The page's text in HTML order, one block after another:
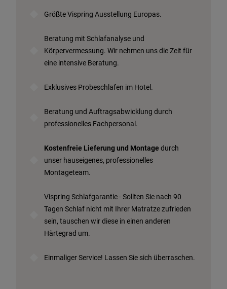
Beratungstermin vereinbaren
Probeschlafen im Hotel
Größte Vispring Ausstellung Europas.
Beratung mit Schlafanalyse und
Körpervermessung. Wir nehmen uns die Zeit für
eine intensive Beratung.
Exklusives Probeschlafen im Hotel.
Beratung und Auftragsabwicklung durch
professionelles Fachpersonal.
Kostenfreie Lieferung und Montage durch
unser hauseigenes, professionelles
Montageteam.
Vispring Schlafgarantie - Sollten Sie nach 90
Tagen Schlaf nicht mit Ihrer Matratze zufrieden
sein, tauschen wir diese in einen anderen
Härtegrad um.
Einmaliger Service! Lassen Sie sich überraschen.